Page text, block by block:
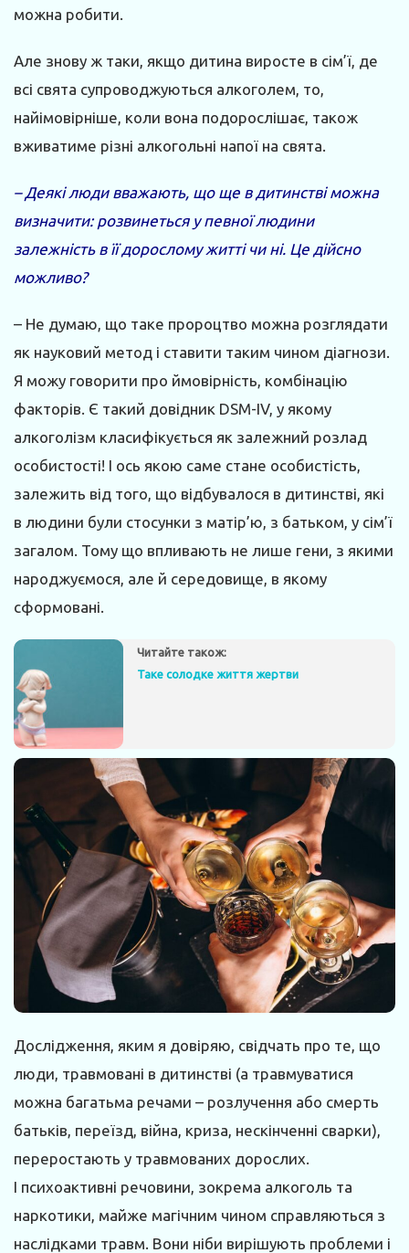
можна робити.
Але знову ж таки, якщо дитина виросте в сім’ї, де
всі свята супроводжуються алкоголем, то,
найімовірніше, коли вона подорослішає, також
вживатиме різні алкогольні напої на свята.
– Деякі люди вважають, що ще в дитинстві можна
визначити: розвинеться у певної людини
залежність в її дорослому житті чи ні. Це дійсно
можливо?
– Не думаю, що таке пророцтво можна розглядати
як науковий метод і ставити таким чином діагнози.
Я можу говорити про ймовірність, комбінацію
факторів. Є такий довідник DSM-IV, у якому
алкоголізм класифікується як залежний розлад
особистості! І ось якою саме стане особистість,
залежить від того, що відбувалося в дитинстві, які
в людини були стосунки з матір’ю, з батьком, у сім’ї
загалом. Тому що впливають не лише гени, з якими
народжуємося, але й середовище, в якому
сформовані.
Читайте також:
Таке солодке життя жертви
Дослідження, яким я довіряю, свідчать про те, що
люди, травмовані в дитинстві (а травмуватися
можна багатьма речами – розлучення або смерть
батьків, переїзд, війна, криза, нескінченні сварки),
переростають у травмованих дорослих.
І психоактивні речовини, зокрема алкоголь та
наркотики, майже магічним чином справляються з
наслідками травм. Вони ніби вирішують проблеми і